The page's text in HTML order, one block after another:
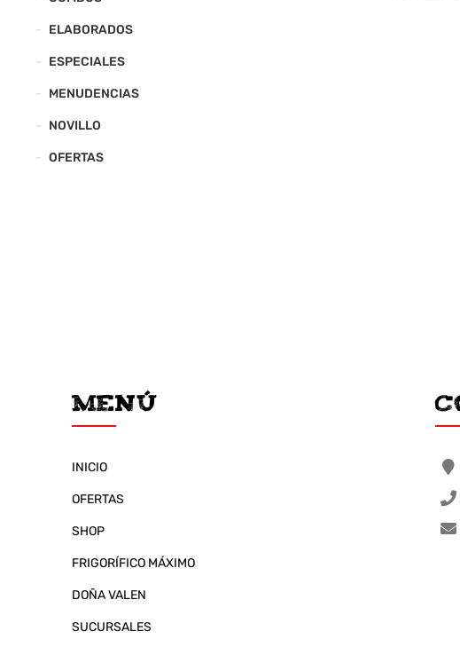
ELABORADOS
ESPECIALES
MENUDENCIAS
NOVILLO
OFERTAS
Menú
INICIO
OFERTAS
SHOP
FRIGORÍFICO MÁXIMO
DOÑA VALEN
SUCURSALES